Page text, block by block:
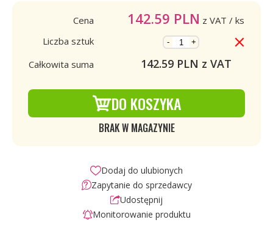
Cena 142.59 PLN z VAT / ks
Liczba sztuk
- +
Całkowita suma 142.59PLN z VAT
DO KOSZYKA
BRAK W MAGAZYNIE
Dodaj do ulubionych
Zapytanie do sprzedawcy
Udostępnij
Monitorowanie produktu